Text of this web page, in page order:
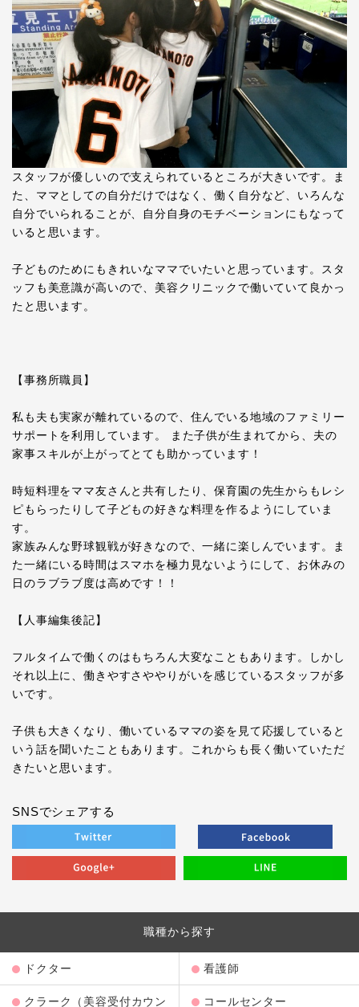
スタッフが優しいので支えられているところが大きいです。ま
た、ママとしての自分だけではなく、働く自分など、いろんな
自分でいられることが、自分自身のモチベーションにもなって
いると思います。
子どものためにもきれいなママでいたいと思っています。スタ
ッフも美意識が高いので、美容クリニックで働いていて良かっ
たと思います。
【事務所職員】
私も夫も実家が離れているので、住んでいる地域のファミリー
サポートを利用しています。 また子供が生まれてから、夫の
家事スキルが上がってとても助かっています！
時短料理をママ友さんと共有したり、保育園の先生からもレシ
ピもらったりして子どもの好きな料理を作るようにしていま
す。
家族みんな野球観戦が好きなので、一緒に楽しんでいます。ま
た一緒にいる時間はスマホを極力見ないようにして、お休みの
日のラブラブ度は高めです！！
【人事編集後記】
フルタイムで働くのはもちろん大変なこともあります。しかし
それ以上に、働きやすさややりがいを感じているスタッフが多
いです。
子供も大きくなり、働いているママの姿を見て応援していると
いう話を聞いたこともあります。これからも長く働いていただ
きたいと思います。
SNSでシェアする
職種から探す
ドクター 看護師
クラーク（美容受付カウン コールセンター